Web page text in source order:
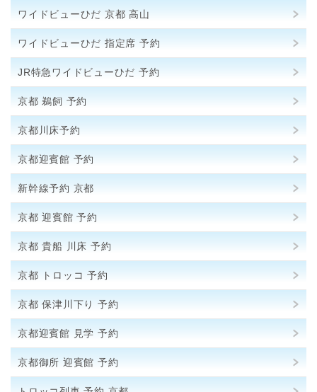
ワイドビューひだ 京都 高山
ワイドビューひだ 指定席 予約
JR特急ワイドビューひだ 予約
京都 鵜飼 予約
京都川床予約
京都迎賓館 予約
新幹線予約 京都
京都 迎賓館 予約
京都 貴船 川床 予約
京都 トロッコ 予約
京都 保津川下り 予約
京都迎賓館 見学 予約
京都御所 迎賓館 予約